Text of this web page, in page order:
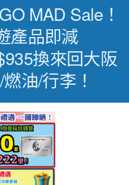
MAD Sale！
產品即減
換來回大阪
油/行李！